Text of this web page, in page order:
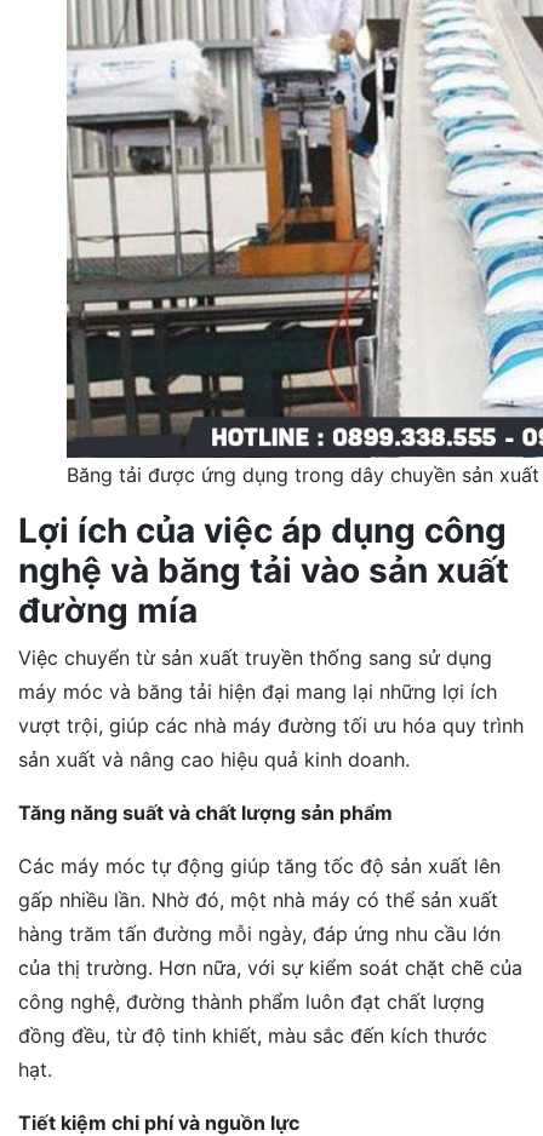
Băng tải được ứng dụng trong dây chuyền sản
Lợi ích của việc áp dụng công
nghệ và băng tải vào sản xuất
đường mía
Việc chuyển từ sản xuất truyền thống sang sử dụng
máy móc và băng tải hiện đại mang lại những lợi ích
vượt trội, giúp các nhà máy đường tối ưu hóa quy trình
sản xuất và nâng cao hiệu quả kinh doanh.
Tăng năng suất và chất lượng sản phẩm
Các máy móc tự động giúp tăng tốc độ sản xuất lên
gấp nhiều lần. Nhờ đó, một nhà máy có thể sản xuất
hàng trăm tấn đường mỗi ngày, đáp ứng nhu cầu lớn
của thị trường. Hơn nữa, với sự kiểm soát chặt chẽ của
công nghệ, đường thành phẩm luôn đạt chất lượng
đồng đều, từ độ tinh khiết, màu sắc đến kích thước
hạt.
Tiết kiệm chi phí và nguồn lực